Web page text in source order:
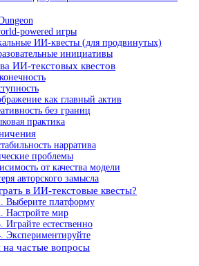
powered игры
ИИ-квесты (для продвинутых)
инициативы
ИИ-текстовых квестов
как главный актив
без границ
практика
нарратива
проблемы
от качества модели
авторского замысла
в ИИ-текстовые квесты?
Выберите платформу
Настройте мир
естественно
Экспериментируйте
частые вопросы